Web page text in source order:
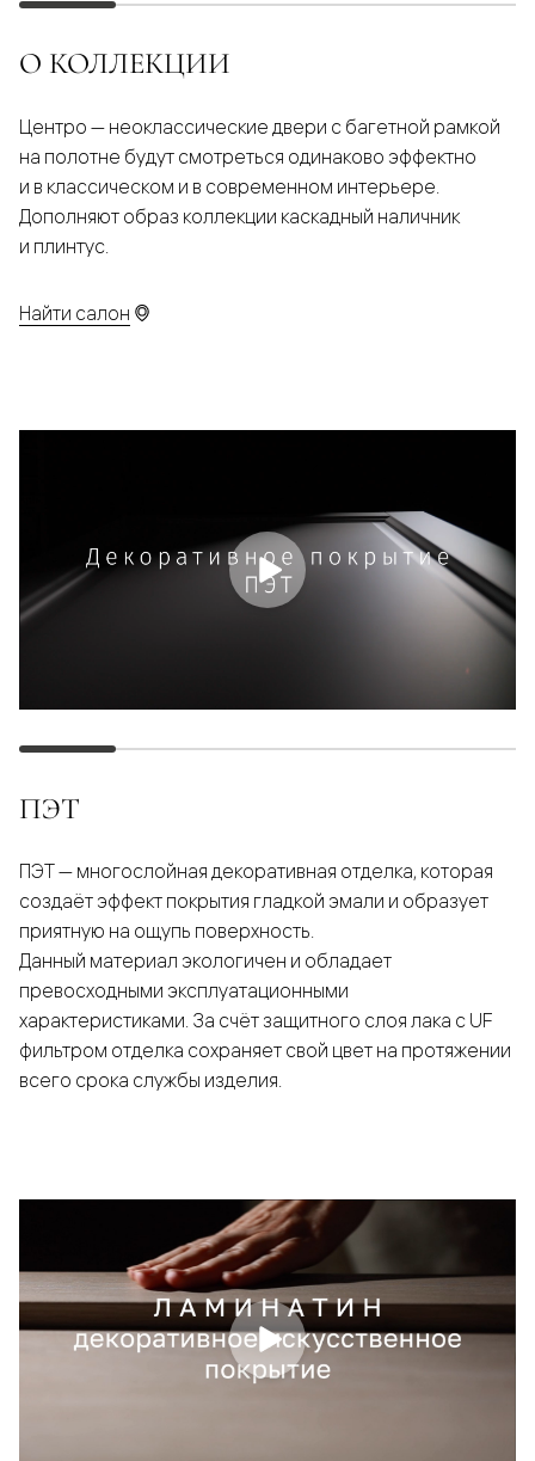
О КОЛЛЕКЦИИ
Центро — неоклассические двери с багетной рамкой
на полотне будут смотреться одинаково эффектно
и в классическом и в современном интерьере.
Дополняют образ коллекции каскадный наличник
и плинтус.
Найти салон
ПЭТ
ПЭТ — многослойная декоративная отделка, которая
создаёт эффект покрытия гладкой эмали и образует
приятную на ощупь поверхность.
Данный материал экологичен и обладает
превосходными эксплуатационными
характеристиками. За счёт защитного слоя лака с UF
фильтром отделка сохраняет свой цвет на протяжении
всего срока службы изделия.